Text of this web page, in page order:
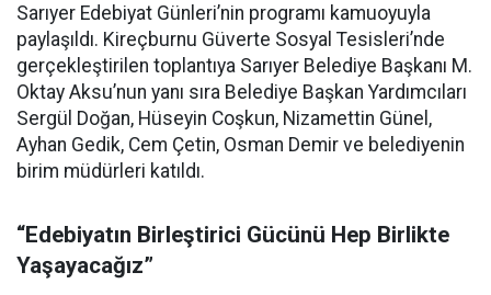
Sarıyer Edebiyat Günleri’nin programı kamuoyuyla
paylaşıldı. Kireçburnu Güverte Sosyal Tesisleri’nde
gerçekleştirilen toplantıya Sarıyer Belediye Başkanı M.
Oktay Aksu’nun yanı sıra Belediye Başkan Yardımcıları
Sergül Doğan, Hüseyin Coşkun, Nizamettin Günel,
Ayhan Gedik, Cem Çetin, Osman Demir ve belediyenin
birim müdürleri katıldı.
“Edebiyatın Birleştirici Gücünü Hep Birlikte
Yaşayacağız”